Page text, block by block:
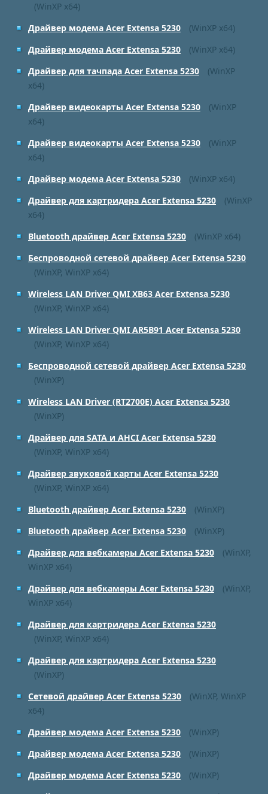
(WinXP x64)
Драйвер модема Acer Extensa 5230
(WinXP x64)
Драйвер модема Acer Extensa 5230
(WinXP x64)
Драйвер для тачпада Acer Extensa 5230
(WinXP
x64)
Драйвер видеокарты Acer Extensa 5230
(WinXP
x64)
Драйвер видеокарты Acer Extensa 5230
(WinXP
x64)
Драйвер модема Acer Extensa 5230
(WinXP x64)
Драйвер для картридера Acer Extensa 5230
(WinXP
x64)
Bluetooth драйвер Acer Extensa 5230
(WinXP x64)
Беспроводной сетевой драйвер Acer Extensa 5230
(WinXP, WinXP x64)
Wireless LAN Driver QMI XB63 Acer Extensa 5230
(WinXP, WinXP x64)
Wireless LAN Driver QMI AR5B91 Acer Extensa 5230
(WinXP, WinXP x64)
Беспроводной сетевой драйвер Acer Extensa 5230
(WinXP)
Wireless LAN Driver (RT2700E) Acer Extensa 5230
(WinXP)
Драйвер для SATA и AHCI Acer Extensa 5230
(WinXP, WinXP x64)
Драйвер звуковой карты Acer Extensa 5230
(WinXP, WinXP x64)
Bluetooth драйвер Acer Extensa 5230
(WinXP)
Bluetooth драйвер Acer Extensa 5230
(WinXP)
Драйвер для вебкамеры Acer Extensa 5230
(WinXP,
WinXP x64)
Драйвер для вебкамеры Acer Extensa 5230
(WinXP,
WinXP x64)
Драйвер для картридера Acer Extensa 5230
(WinXP, WinXP x64)
Драйвер для картридера Acer Extensa 5230
(WinXP)
Сетевой драйвер Acer Extensa 5230
(WinXP, WinXP
x64)
Драйвер модема Acer Extensa 5230
(WinXP)
Драйвер модема Acer Extensa 5230
(WinXP)
Драйвер модема Acer Extensa 5230
(WinXP)